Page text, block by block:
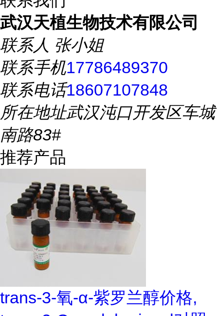
武汉天植生物技术有限公司
联系人 张小姐
联系手机17786489370
联系电话18607107848
所在地址武汉沌口开发区车城
南路83#
推荐产品
trans-3-氧-α-紫罗兰醇价格,